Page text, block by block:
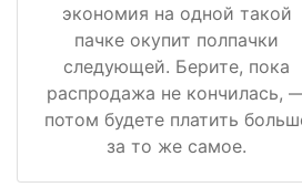
экономия на одной такой
пачке окупит полпачки
следующей. Берите, пока
распродажа не кончилась,
потом будете платить
за то же самое.